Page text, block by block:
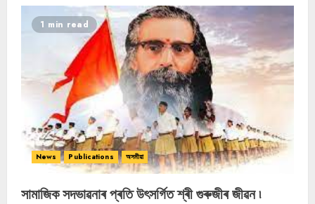
1 min read
News Publications অসমীয়া
সামাজিক সদভাৱনাৰ প্ৰতি উৎসৰ্গিত শ্ৰী গুৰুজীৰ জীৱন ৷